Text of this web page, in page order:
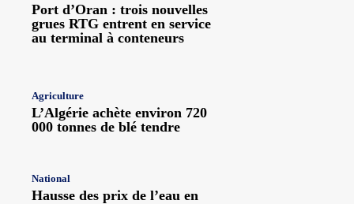
Port d’Oran : trois nouvelles
grues RTG entrent en service
au terminal à conteneurs
Agriculture
L’Algérie achète environ 720
000 tonnes de blé tendre
National
Hausse des prix de l’eau en